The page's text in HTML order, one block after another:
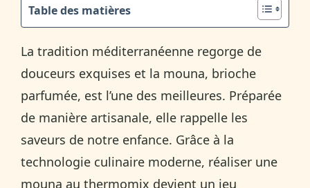
Table des matières
La tradition méditerranéenne regorge de
douceurs exquises et la mouna, brioche
parfumée, est l’une des meilleures. Préparée
de manière artisanale, elle rappelle les
saveurs de notre enfance. Grâce à la
technologie culinaire moderne, réaliser une
mouna au thermomix devient un jeu